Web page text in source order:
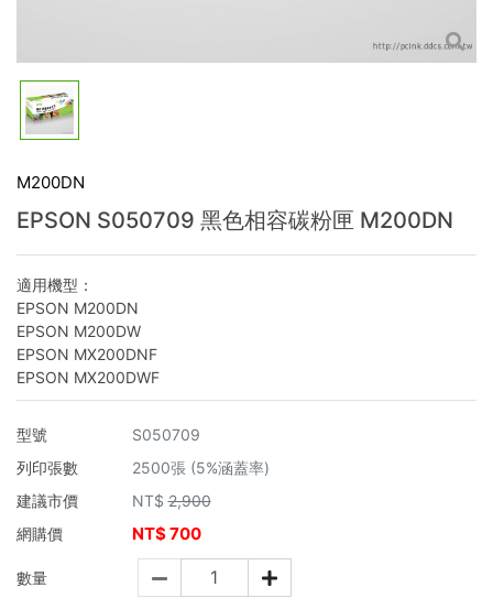
M200DN
EPSON S050709 黑色相容碳粉匣 M200DN
適用機型：
EPSON M200DN
EPSON M200DW
EPSON MX200DNF
EPSON MX200DWF
型號
S050709
列印張數
2500張 (5%涵蓋率)
建議市價
NT$ 2,900
網購價
NT$700
數量